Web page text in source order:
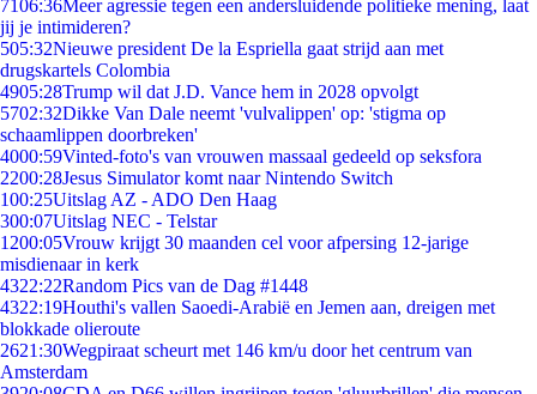
7106:36Meer agressie tegen een andersluidende politieke mening, laat
jij je intimideren?
505:32Nieuwe president De la Espriella gaat strijd aan met
drugskartels Colombia
4905:28Trump wil dat J.D. Vance hem in 2028 opvolgt
5702:32Dikke Van Dale neemt 'vulvalippen' op: 'stigma op
schaamlippen doorbreken'
4000:59Vinted-foto's van vrouwen massaal gedeeld op seksfora
2200:28Jesus Simulator komt naar Nintendo Switch
100:25Uitslag AZ - ADO Den Haag
300:07Uitslag NEC - Telstar
1200:05Vrouw krijgt 30 maanden cel voor afpersing 12-jarige
misdienaar in kerk
4322:22Random Pics van de Dag #1448
4322:19Houthi's vallen Saoedi-Arabië en Jemen aan, dreigen met
blokkade olieroute
2621:30Wegpiraat scheurt met 146 km/u door het centrum van
Amsterdam